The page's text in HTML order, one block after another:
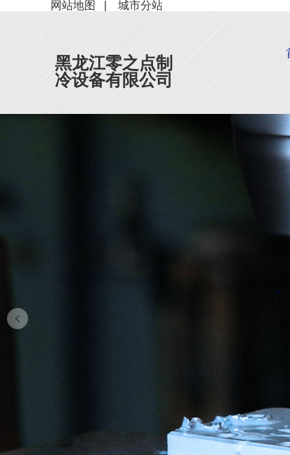
网站地图 城市分站
黑龙江零之点制
冷设备有限公司